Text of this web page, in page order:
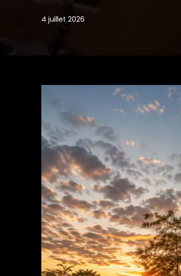
4 juillet 2026